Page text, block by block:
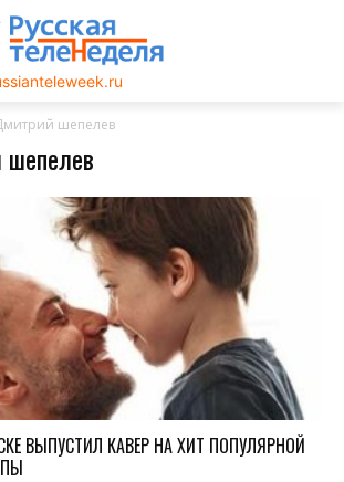
шепелев
шепелев
ВЫПУСТИЛ КАВЕР НА ХИТ ПОПУЛЯРНОЙ